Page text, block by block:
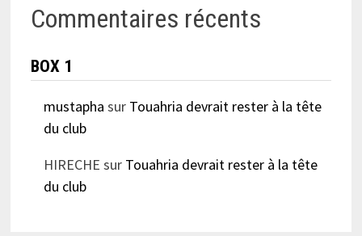
Commentaires récents
BOX 1
mustapha sur Touahria devrait rester à la tête
du club
HIRECHE sur Touahria devrait rester à la tête
du club